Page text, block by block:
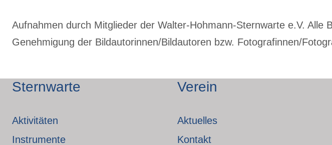
Aufnahmen durch Mitglieder der Walter-Hohmann-Sternwarte e.V.
Genehmigung der Bildautorinnen/Bildautoren bzw. Fotografinnen/
Sternwarte
Aktivitäten
Instrumente
Verein
Aktuelles
Kontakt